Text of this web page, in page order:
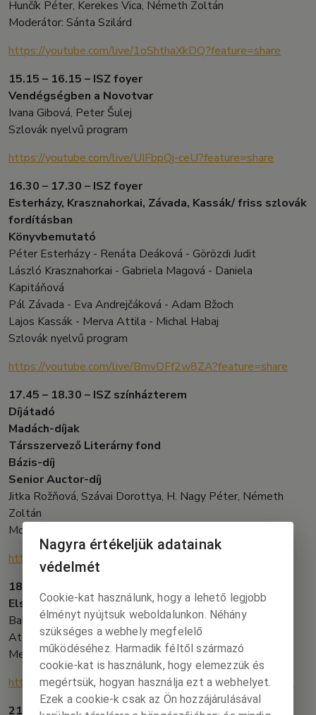
Hunčík Péter, Kerekes Vica, Németh Zoltán
Moderátor: Sánta Szilárd
https://youtube.com/live/1oShthaXkDQ?feature=share
15.15 – 16.15 – ISZ foyer
Vendégségben a Novotvar
Ivana Gibová, Peter Šulej
Szlovák nyelvű program
https://youtube.com/live/UIFbpQj-ceU?feature=share
16.30 – 17.30 – ISZ foyer
Esterházy, Krasznahorkai, Závada, Kassák/ friss szlovák
fordításban
Könyvbemutató
Péter Esterházy - Renáta Deáková - Görözdi Judit
László Krasznahorkai - Gabriela Magová - Daniela
Kapitáňová
Pál Závada - Eva Andrejčáková - Adam Bžoch
Lajos Kassák - Merva Attila - Michal Habaj
Szlovák nyelvű program
https://youtube.com/live/BmvDFf2w8ZA?feature=share
17.45 – 18.30 – ISZ színházterem
Díjátadó
Madách-díjak
Társszervező Literárny fond
Bázis-díj
Senior Auctor-díj
Jitka Rožňová, Szávai Dorottya, H. Nagy Péter, Németh
Zoltán
Moderátor: N. Tóth Anikó
https://youtube.com/live/d89JtwHgL_w?feature=share
18.30 – 19.30 – ISZ színházterem
Első közlés I. – Felolvasás
Balogh Endre, Benyovszky Ágnes, Forgács Péter, Győry
Attila, Gyurász Marianna, Juhász Rokko, Korpa Tamás,
Mellár Dávid, Plonicky Tamás
https://youtube.com/live/8mAuQN1QO54?feature=share
21.00 – ISZ színházterem
Nagyra értékeljük adatainak
védelmét
Cookie-kat használunk, hogy a lehető legjobb
élményt nyújtsuk weboldalunkon. Néhány
szükséges a webhely megfelelő
működéséhez. Harmadik féltől származó
cookie-kat is használunk, hogy elemezzük és
megértsük, hogyan használja ezt a webhelyet.
Ezek a cookie-k csak az Ön hozzájárulásával